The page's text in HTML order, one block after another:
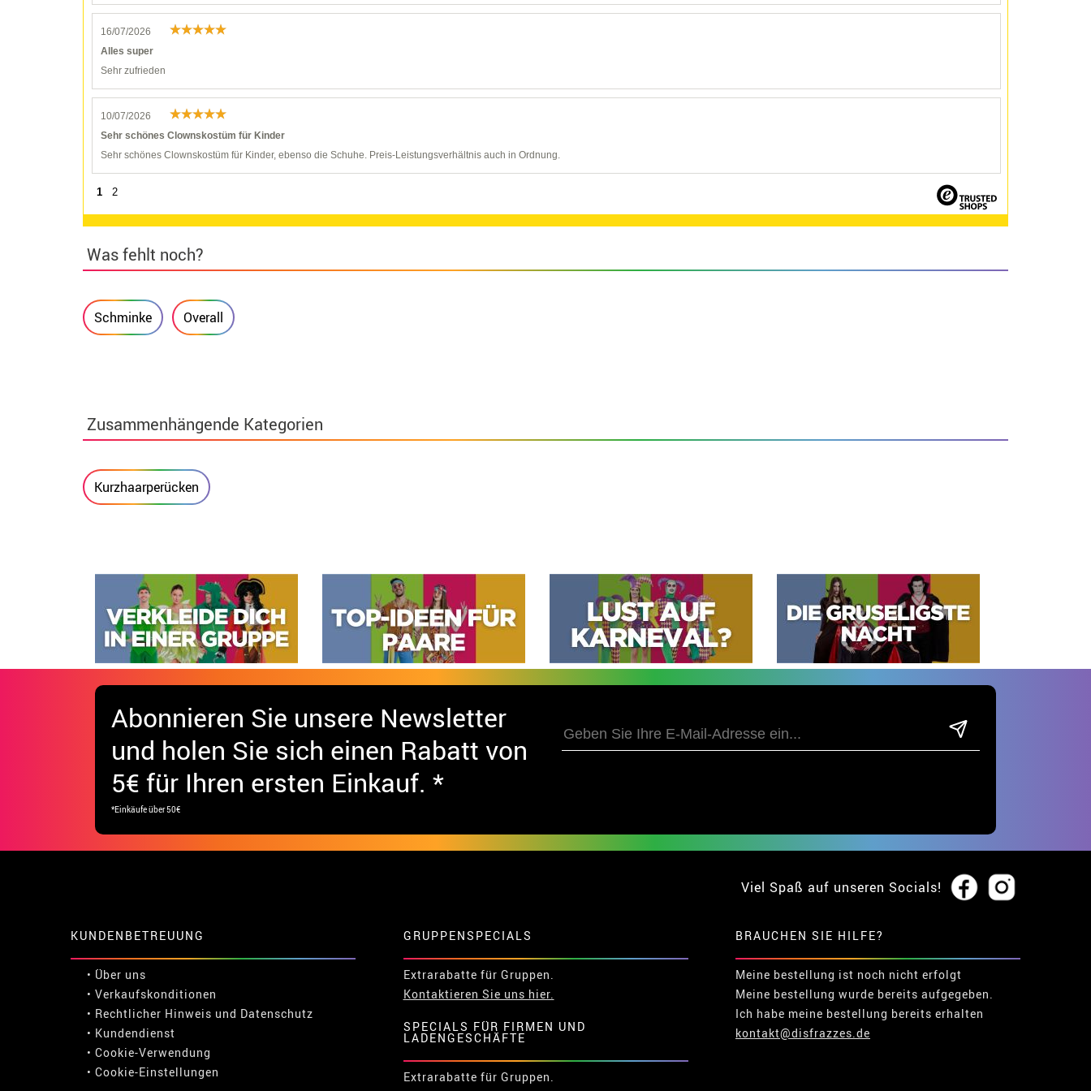
16/07/2026
Alles super
Sehr zufrieden
10/07/2026
Sehr schönes Clownskostüm für Kinder
Sehr schönes Clownskostüm für Kinder, ebenso die Schuhe. Preis-Leistungsverhältnis auch in Ordnung.
1 2
Was fehlt noch?
Schminke Overall
Zusammenhängende Kategorien
Kurzhaarperücken
Abonnieren Sie unsere Newsletter
und holen Sie sich einen Rabatt von
5€ für Ihren ersten Einkauf. *
*Einkäufe über 50€
Viel Spaß auf unseren Socials!
KUNDENBETREUUNG
• Über uns
• Verkaufskonditionen
• Rechtlicher Hinweis und Datenschutz
• Kundendienst
• Cookie-Verwendung
• Cookie-Einstellungen
GRUPPENSPECIALS
Extrarabatte für Gruppen.
Kontaktieren Sie uns hier.
SPECIALS FÜR FIRMEN UND
LADENGESCHÄFTE
Extrarabatte für Gruppen.
BRAUCHEN SIE HILFE?
Meine bestellung ist noch nicht erfolgt
Meine bestellung wurde bereits aufgegeben.
Ich habe meine bestellung bereits erhalten
kontakt@disfrazzes.de